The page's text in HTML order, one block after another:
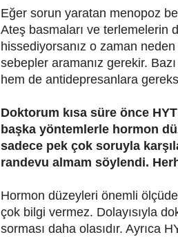
Eğer sorun yaratan menopoz
Ateş basmaları ve terlemelerin
hissediyorsanız o zaman
sebepler aramanız gerekir.
hem de antidepresanlara
Doktorum kısa süre önce
başka yöntemlerle hormon
sadece pek çok soruyla
randevu almam söylendi.
Hormon düzeyleri önemli
çok bilgi vermez. Dolayısıyla
sorması daha olasıdır. Ayrıca